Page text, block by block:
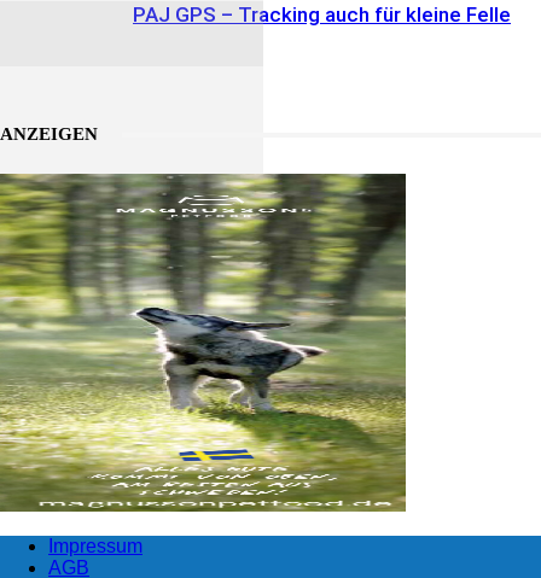
PAJ GPS – Tracking auch für kleine Felle
ANZEIGEN
Impressum
AGB